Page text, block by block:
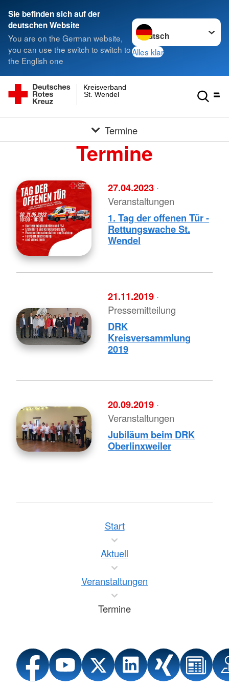
Sie befinden sich auf der
deutschen Website
You are on the German website,
you can use the switch to switch to
the English one
Sprache wechseln zu
Alles klar
St. Wendel
Kreisverband
Termine
Termine
27.04.2023 ·
Veranstaltungen
1. Tag der offenen Tür -
Rettungswache St.
Wendel
21.11.2019 ·
Pressemitteilung
DRK
Kreisversammlung
2019
20.09.2019 ·
Veranstaltungen
Jubiläum beim DRK
Oberlinxweiler
Start
Aktuell
Veranstaltungen
Termine